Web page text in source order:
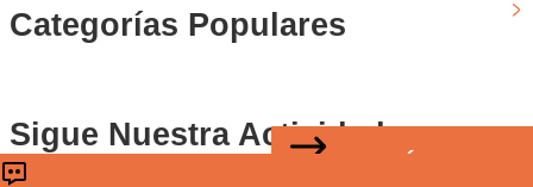
Categorías Populares
Sigue Nuestra Actividad